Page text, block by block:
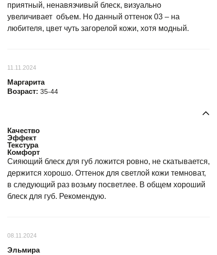
приятный, ненавязчивый блеск, визуально
увеличивает объем. Но данный оттенок 03 – на
любителя, цвет чуть загорелой кожи, хотя модный.
11.11.2024
Маргарита
Возраст: 35-44
Качество
Эффект
Текстура
Комфорт
Сияющий блеск для губ ложится ровно, не скатывается,
держится хорошо. Оттенок для светлой кожи темноват,
в следующий раз возьму посветлее. В общем хороший
блеск для губ. Рекомендую.
08.11.2024
Эльмира